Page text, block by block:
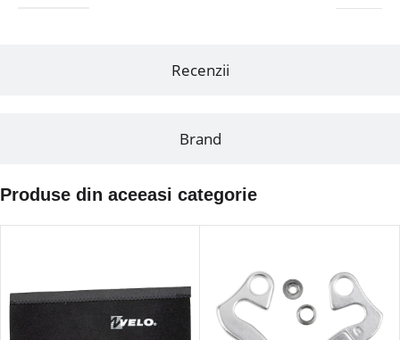
Recenzii
Brand
Produse din aceeasi categorie